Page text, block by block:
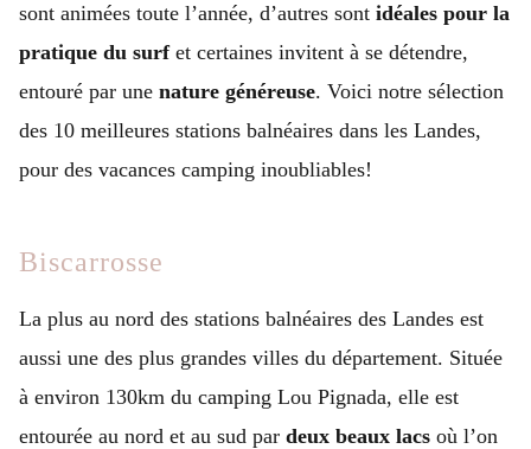
sont animées toute l’année, d’autres sont idéales pour la
pratique du surfet certaines invitent à se détendre,
entouré par une nature généreuse. Voici notre sélection
des 10 meilleures stations balnéaires dans les Landes,
pour des vacances camping inoubliables!
Biscarrosse
La plus au nord des stations balnéaires des Landes est
aussi une des plus grandes villes du département. Située
à environ 130km du camping Lou Pignada, elle est
entourée au nord et au sud par deux beaux lacs où l’on